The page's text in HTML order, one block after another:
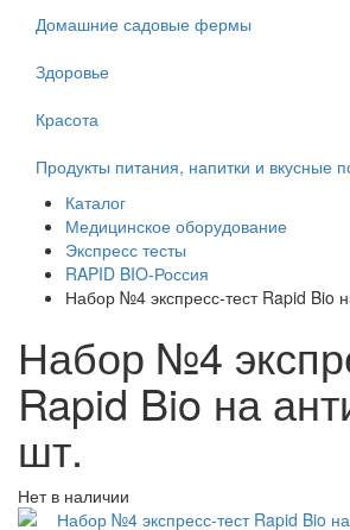
Домашние садовые фермы
Здоровье
Красота
Продукты питания, напитки и вкусные
Каталог
Медицинское оборудование
Экспресс тесты
RAPID BIO-Россия
Набор №4 экспресс-тест Rapid Bio
Набор №4
Rapid Bio на
шт.
Нет в наличии